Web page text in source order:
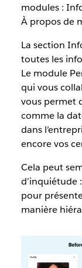
modules :
À propos de
La section
toutes les
Le module
qui vous
vous permet
comme la
dans
encore vos
Cela peut
d’inquiétude
pour
manière